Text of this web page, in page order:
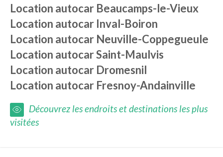
Location autocar Beaucamps-le-Vieux
Location autocar Inval-Boiron
Location autocar Neuville-Coppegueule
Location autocarSaint-Maulvis
Location autocar Dromesnil
Location autocar Fresnoy-Andainville
Découvrez les endroits et destinations les plus
visitées